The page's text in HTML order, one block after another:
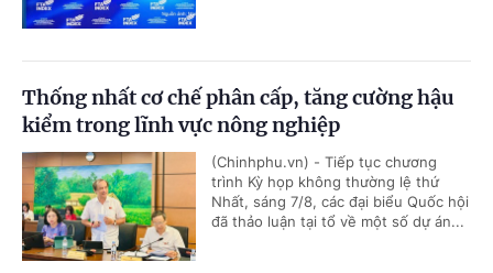
Thống nhất cơ chế phân cấp, tăng cường hậu
kiểm trong lĩnh vực nông nghiệp
(Chinhphu.vn) - Tiếp tục chương
trình Kỳ họp không thường lệ thứ
Nhất, sáng 7/8, các đại biểu Quốc hội
đã thảo luận tại tổ về một số dự án...